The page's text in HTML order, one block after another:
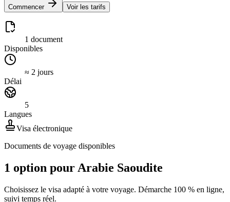
Commencer Voir les tarifs
1 document
Disponibles
≈ 2 jours
Délai
5
Langues
Visa électronique
Documents de voyage disponibles
1 option pour Arabie Saoudite
Choisissez le visa adapté à votre voyage. Démarche 100 % en ligne,
suivi temps réel.